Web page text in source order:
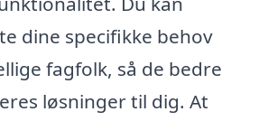
dine specifikke behov
fagfolk, så de bedre
løsninger til dig. At